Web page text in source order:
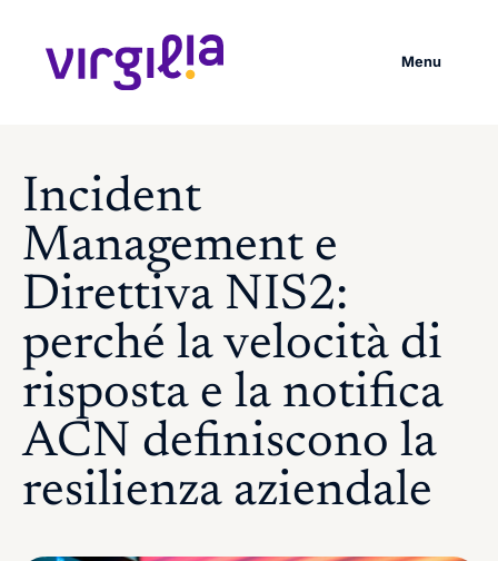
contenuto
principale
Menu
Incident
Management e
Direttiva NIS2:
perché la velocità di
risposta e la notifica
ACN definiscono la
resilienza aziendale